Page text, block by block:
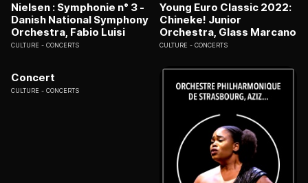
Nielsen : Symphonie n° 3 -
Danish National Symphony
Orchestra, Fabio Luisi
CULTURE CONCERTS
Young Euro Classic 2022:
Chineke! Junior
Orchestra, Glass Marcano
CULTURE CONCERTS
Concert
CULTURE CONCERTS